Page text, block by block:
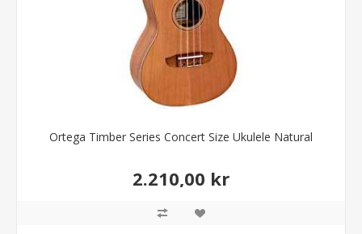
Ortega Timber Series Concert Size Ukulele Natural
2.210,00 kr